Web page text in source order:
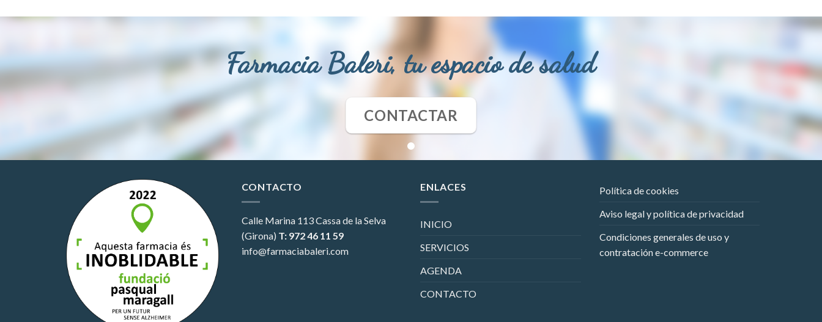
Farmacia Baleri, tu espacio de salud
CONTACTAR
CONTACTO
Calle Marina 113Cassa de la Selva
(Girona) T: 972 46 11 59
info@farmaciabaleri.com
ENLACES
INICIO
SERVICIOS
AGENDA
CONTACTO
Política de cookies
Aviso legal y política de privacidad
Condiciones generales de uso y
contratación e-commerce